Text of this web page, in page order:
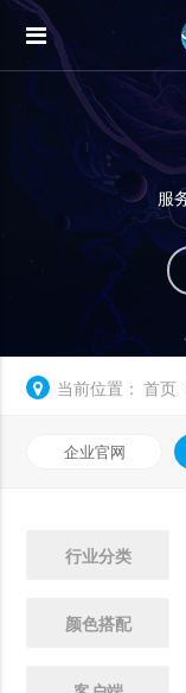
服
当前位置： 首页
企业官网
行业分类
颜色搭配